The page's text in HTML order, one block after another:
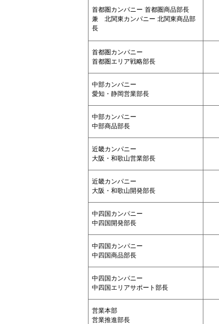
首都圏カンパニー 首都圏商品部長
兼 北関東カンパニー 北関東商品部
長
首都圏カンパニー
首都圏エリア戦略部長
中部カンパニー
愛知・静岡営業部長
中部カンパニー
中部商品部長
近畿カンパニー
大阪・和歌山営業部長
近畿カンパニー
大阪・和歌山開発部長
中四国カンパニー
中四国開発部長
中四国カンパニー
中四国商品部長
中四国カンパニー
中四国エリアサポート部長
営業本部
営業推進部長